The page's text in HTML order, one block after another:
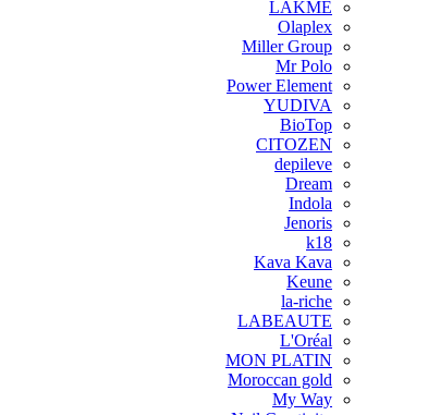
LAKMĒ
Olaplex
Miller Group
Mr Polo
Power Element
YUDIVA
BioTop
CITOZEN
depileve
Dream
Indola
Jenoris
k18
Kava Kava
Keune
la-riche
LABEAUTE
L'Oréal
MON PLATIN
Moroccan gold
My Way